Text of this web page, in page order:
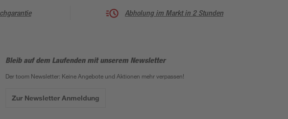
Abholung im Markt in 2 Stunden
Bleib auf dem Laufenden mit unserem Newsletter
Der toom Newsletter: Keine Angebote und Aktionen mehr verpassen!
Zur Newsletter Anmeldung